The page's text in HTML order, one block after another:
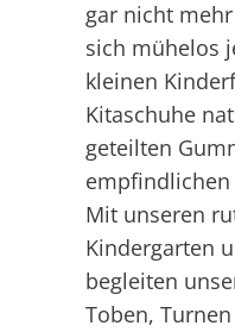
gar nicht
sich mühelos
kleinen
Kitaschuhe
geteilten
Mit unseren
Kindergarten
begleiten
Toben,